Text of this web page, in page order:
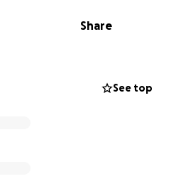
Winzlinge.
und gesund in den Winter
Share
See top